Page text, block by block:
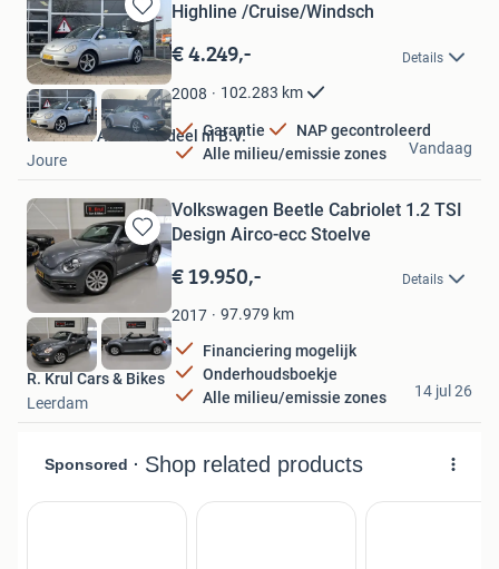
Bewaren
in
Mijn
Favorieten
Highline /Cruise/Windsch
€ 4.249,- Details
2008 102.283 km
Garantie
NAP gecontroleerd
Alle milieu/emissie zones
Friesland Auto Voordeel nl B.V.
Joure
Vandaag
Bewaren
in
Mijn
Favorieten
Volkswagen Beetle Cabriolet 1.2 TSI
Design Airco-ecc Stoelve
€ 19.950,- Details
2017 97.979 km
Financiering mogelijk
Onderhoudsboekje
Alle milieu/emissie zones
R. Krul Cars & Bikes
Leerdam
14 jul 26